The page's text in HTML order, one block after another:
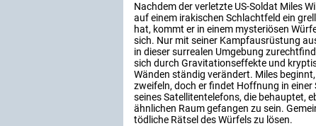
Nachdem der verletzte US-Soldat Miles
auf einem irakischen Schlachtfeld ein
hat, kommt er in einem mysteriösen
sich. Nur mit seiner Kampfausrüstung
in dieser surrealen Umgebung
sich durch Gravitationseffekte und
Wänden ständig verändert. Miles
zweifeln, doch er findet Hoffnung in einer
seines Satellitentelefons, die behauptet,
ähnlichen Raum gefangen zu sein.
tödliche Rätsel des Würfels zu lösen.